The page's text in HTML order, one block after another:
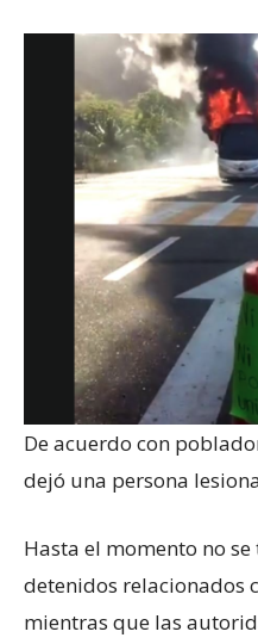
De acuerdo con
dejó una persona
Hasta el momento no
detenidos relacionados
mientras que las